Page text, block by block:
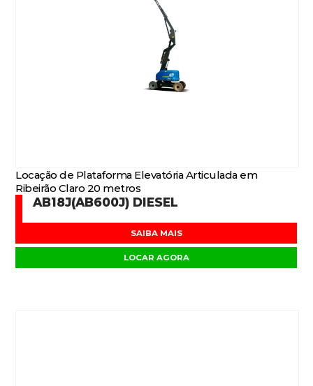
Locação de Plataforma Elevatória Articulada em
Ribeirão Claro 20 metros
AB18J(AB600J) DIESEL
SAIBA MAIS
LOCAR AGORA